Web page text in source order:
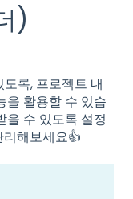
)
록, 프로젝트 내
을 활용할 수 있습
을 수 있도록 설정
해보세요👍